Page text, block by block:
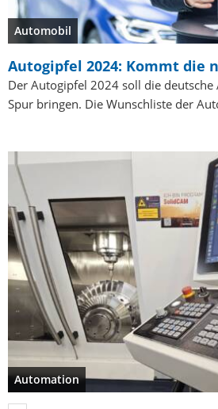
Automobil
Autogipfel 2024: Kommt die
Der Autogipfel 2024 soll die
Spur bringen. Die Wunschliste der
Automation